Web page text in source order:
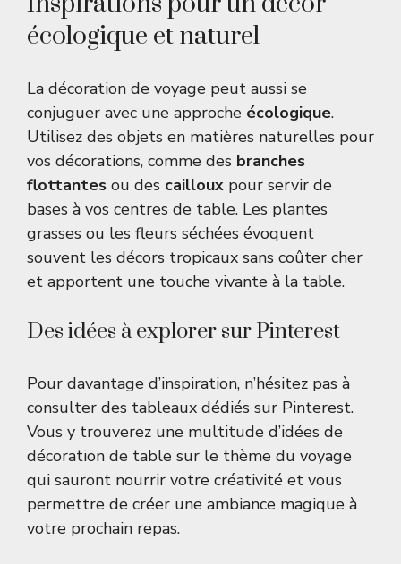
écologique et naturel
La décoration de voyage peut aussi se
conjuguer avec une approche écologique.
Utilisez des objets en matières naturelles pour
vos décorations, comme des branches
flottantes ou des cailloux pour servir de
bases à vos centres de table. Les plantes
grasses ou les fleurs séchées évoquent
souvent les décors tropicaux sans coûter cher
et apportent une touche vivante à la table.
Des idées à explorer sur Pinterest
Pour davantage d’inspiration, n’hésitez pas à
consulter des tableaux dédiés sur Pinterest.
Vous y trouverez une multitude d’idées de
décoration de table sur le thème du voyage
qui sauront nourrir votre créativité et vous
permettre de créer une ambiance magique à
votre prochain repas.